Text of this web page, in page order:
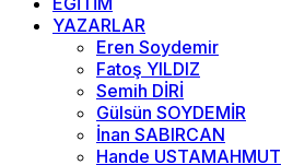
YAZARLAR
Eren Soydemir
Fatoş YILDIZ
Semih DİRİ
Gülsün SOYDEMİR
İnan SABIRCAN
Hande USTAMAHMUT